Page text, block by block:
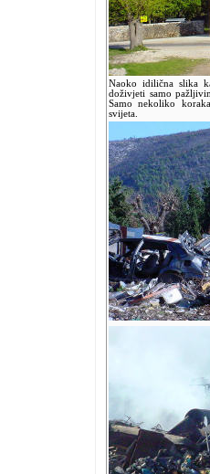
Naoko idilična slika
doživjeti samo
Samo nekoliko
svijeta.